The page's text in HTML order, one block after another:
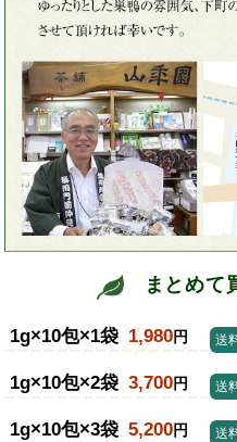
まとめて
1g×10包×1袋 1,980円 送
1g×10包×2袋 3,700円 送
1g×10包×3袋 5,200円 送